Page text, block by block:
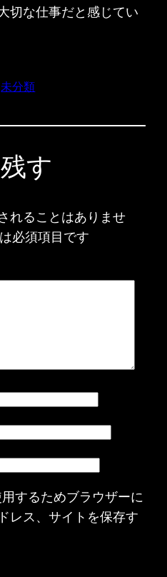
切な仕事だと感じてい
未分類
す
れることはありませ
必須項目です
するためブラウザーに
レス、サイトを保存す